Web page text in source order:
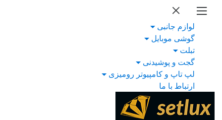
Skip
navigation
Skip
لوازم جانبی
گوشی موبایل
تبلت
گجت و پوشیدنی
لپ تاپ و کامپیوتر رومیزی
ارتباط با ما